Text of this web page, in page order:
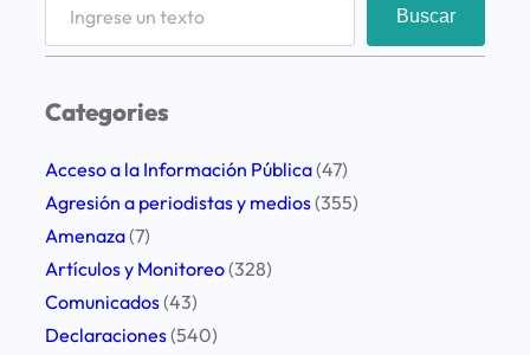
r
h
Buscar
Categories
Acceso a la Información Pública(47)
Agresión a periodistas y medios(355)
Amenaza(7)
Artículos y Monitoreo(328)
Comunicados(43)
Declaraciones(540)